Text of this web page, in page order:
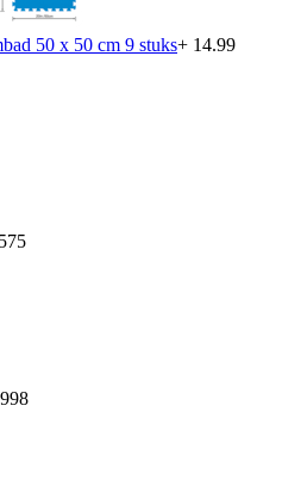
50 x 50 cm 9 stuks+ 14.99